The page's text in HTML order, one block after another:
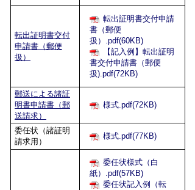
転出証明書交付
申請書（郵便
扱）
転出証明書交付申請
書（郵便
扱）.pdf(60KB)
【記入例】転出証明
書交付申請書（郵便
扱).pdf(72KB)
郵送による諸証
明書申請書（郵
送請求）
様式.pdf(72KB)
委任状（諸証明
請求用）
様式.pdf(77KB)
委任状様式（白
紙）.pdf(57KB)
委任状記入例（転